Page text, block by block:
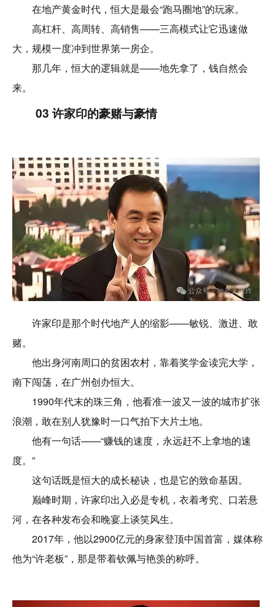
在地产黄金时代，恒大是最会“跑马圈地”的玩家。
高杠杆、高周转、高销售——三高模式让它迅速做
大，规模一度冲到世界第一房企。
那几年，恒大的逻辑就是——地先拿了，钱自然会
来。
03 许家印的豪赌与豪情
许家印是那个时代地产人的缩影——敏锐、激进、敢
赌。
他出身河南周口的贫困农村，靠着奖学金读完大学，
南下闯荡，在广州创办恒大。
1990年代末的珠三角，他看准一波又一波的城市扩张
浪潮，敢在别人犹豫时一口气拍下大片土地。
他有一句话——“赚钱的速度，永远赶不上拿地的速
度。”
这句话既是恒大的成长秘诀，也是它的致命基因。
巅峰时期，许家印出入必是专机，衣着考究、口若悬
河，在各种发布会和晚宴上谈笑风生。
2017年，他以2900亿元的身家登顶中国首富，媒体称
他为“许老板”，那是带着钦佩与艳羡的称呼。